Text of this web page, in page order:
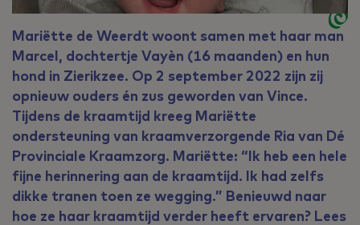
Mariëtte de Weerdt woont samen met haar man
Marcel, dochtertje Vayèn (16 maanden) en hun
hond in Zierikzee. Op 2 september 2022 zijn zij
opnieuw ouders én zus geworden van Vince.
Tijdens de kraamtijd kreeg Mariëtte
ondersteuning van kraamverzorgende Ria van Dé
Provinciale Kraamzorg. Mariëtte: “Ik heb een hele
fijne herinnering aan de kraamtijd. Ik had zelfs
dikke tranen toen ze wegging.” Benieuwd naar
hoe ze haar kraamtijd verder heeft ervaren? Lees